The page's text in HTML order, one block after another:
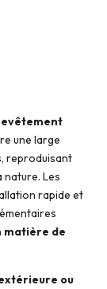
une large
reproduisant
nature. Les
rapide et
matière de
ou